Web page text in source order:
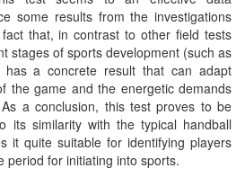
some results from the investigations
that, in contrast to other field tests
stages of sports development (such as
a concrete result that can adapt
the game and the energetic demands
a conclusion, this test proves to be
its similarity with the typical handball
it quite suitable for identifying players
period for initiating into sports.